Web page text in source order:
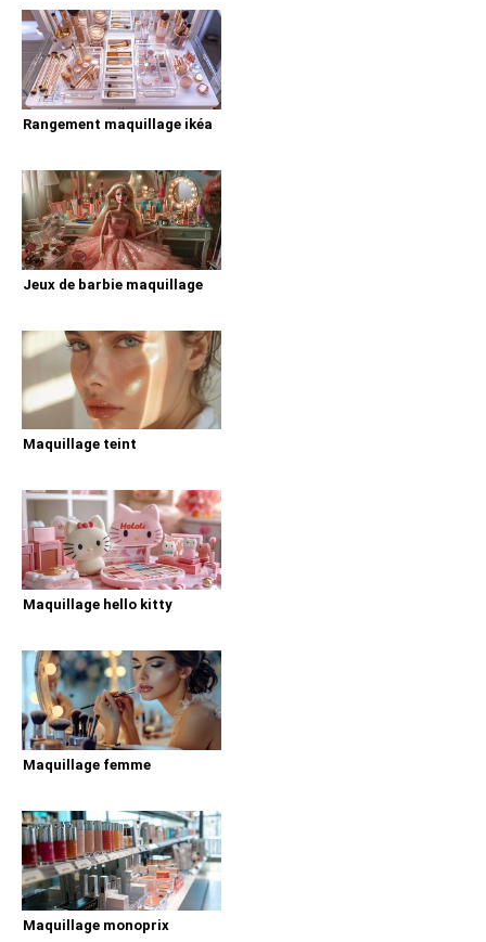
Rangement maquillage ikéa
Jeux de barbie maquillage
Maquillage teint
Maquillage hello kitty
Maquillage femme
Maquillage monoprix